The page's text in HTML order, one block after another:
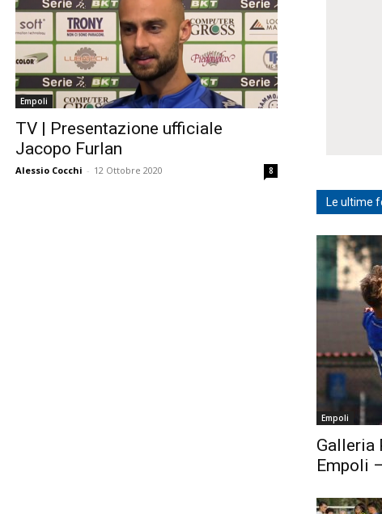
Empoli
TV | Presentazione ufficiale
Jacopo Furlan
Alessio Cocchi - 12 Ottobre 2020 8
Le ultime
Empoli
Galleria
Empoli